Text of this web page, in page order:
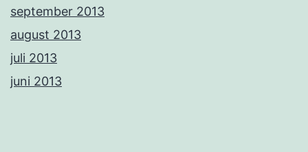
september 2013
august 2013
juli 2013
juni 2013